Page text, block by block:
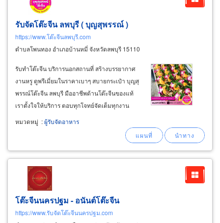
รับจัดโต๊ะจีน ลพบุรี ( บุญสุพรรณ์ )
https://www.โต๊ะจีนลพบุรี.com
ตำบลโพนทอง อำเภอบ้านหมี่ จังหวัดลพบุรี 15110
รับทำโต๊ะจีน บริการนอกสถานที่ สร้างบรรยากาศ
งานหรู ดูพรีเมี่ยมในราคาเบาๆ สบายกระเป๋า บุญสุ
พรรณ์โต๊ะจีน ลพบุรี มืออาชีพด้านโต๊ะจีนของแท้
เราตั้งใจให้บริการ ตอบทุกโจทย์จัดเต็มทุกงาน
สร้างความพึงพอใจให้เจ้าภาพหลายงานทั้งใน
ลพบุรีและอีกหลายจังหวัดใกล้เคียงมานานกว่า 10
หมวดหมู่ :ผู้รับจัดอาหาร
โต๊ะจีนนครปฐม - อนันต์โต๊ะจีน
https://www.รับจัดโต๊ะจีนนครปฐม.com